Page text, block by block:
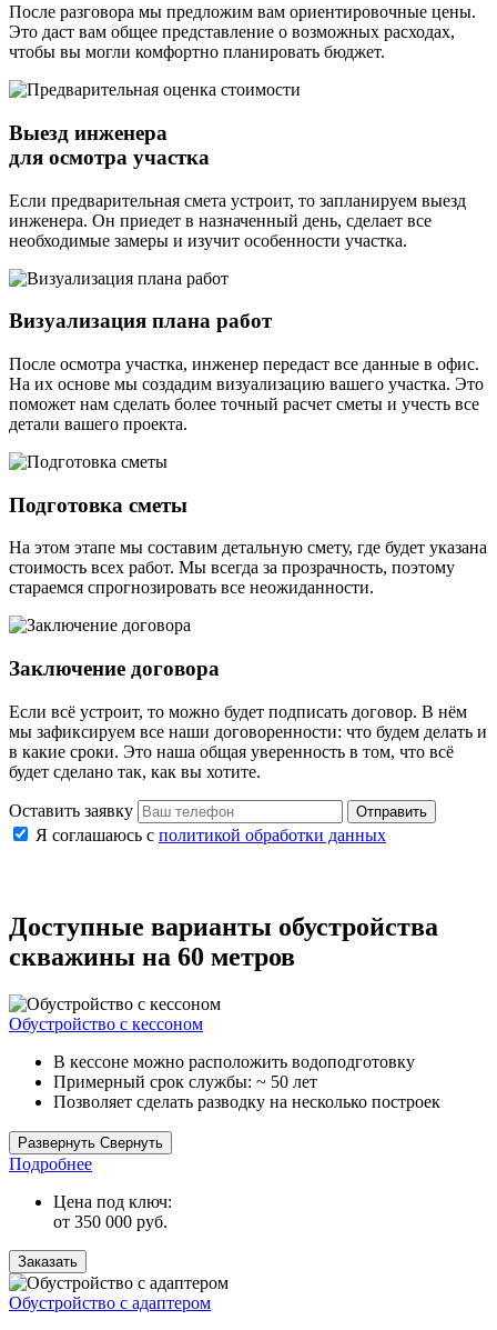
После разговора мы предложим вам ориентировочные цены.
Это даст вам общее представление о возможных расходах,
чтобы вы могли комфортно планировать бюджет.
Выезд инженера
для осмотра участка
Если предварительная смета устроит, то запланируем выезд
инженера. Он приедет в назначенный день, сделает все
необходимые замеры и изучит особенности участка.
Визуализация плана работ
После осмотра участка, инженер передаст все данные в офис.
На их основе мы создадим визуализацию вашего участка. Это
поможет нам сделать более точный расчет сметы и учесть все
детали вашего проекта.
Подготовка сметы
На этом этапе мы составим детальную смету, где будет указана
стоимость всех работ. Мы всегда за прозрачность, поэтому
стараемся спрогнозировать все неожиданности.
Заключение договора
Если всё устроит, то можно будет подписать договор. В нём
мы зафиксируем все наши договоренности: что будем делать и
в какие сроки. Это наша общая уверенность в том, что всё
будет сделано так, как вы хотите.
Оставить заявку Отправить
Я соглашаюсь с политикой обработки данных
Доступные варианты обустройства
скважины на 60 метров
Обустройство с кессоном
В кессоне можно расположить водоподготовку
Примерный срок службы: ~ 50 лет
Позволяет сделать разводку на несколько построек
Кессон защищает оборудование от морозов, грунтовой воды и
давления почвы, что обеспечивает максимально стабильную
работу оборудования.
Развернуть Свернуть
Подробнее
Цена под ключ:
от 350 000 руб.
Заказать
Обустройство с адаптером